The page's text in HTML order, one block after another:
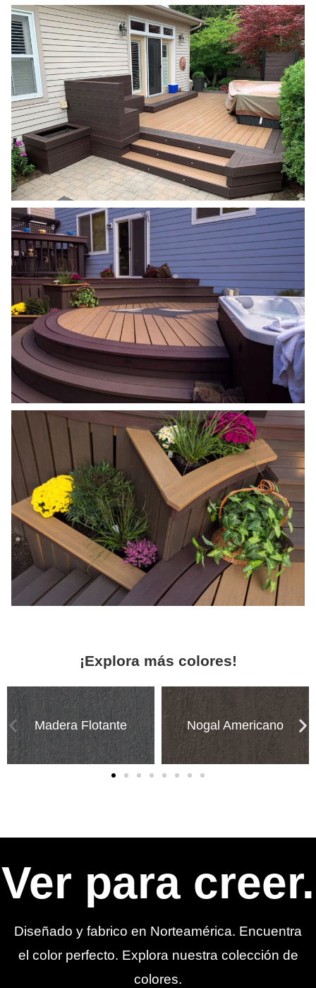
¡Explora más colores!
Madera Flotante Nogal Americano
Ver para creer.
Diseñado y fabrico en Norteamérica. Encuentra
el color perfecto. Explora nuestra colección de
colores.